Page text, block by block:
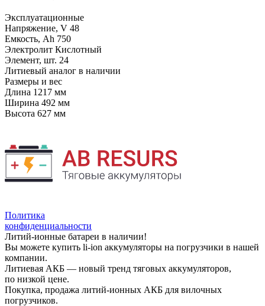
Эксплуатационные
Напряжение, V 48
Емкость, Ah 750
Электролит Кислотный
Элемент, шт. 24
Литиевый аналог в наличии
Размеры и вес
Длина 1217 мм
Ширина 492 мм
Высота 627 мм
Политика
конфиденциальности
Литий-ионные батареи в наличии!
Вы можете купить li-ion аккумуляторы на погрузчики в нашей
компании.
Литиевая АКБ — новый тренд тяговых аккумуляторов,
по низкой цене.
Покупка, продажа литий-ионных АКБ для вилочных
погрузчиков.